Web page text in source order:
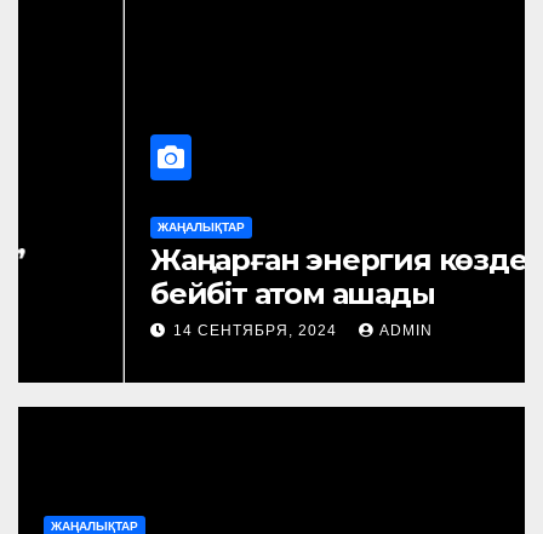
“Таза Қазақстан — Таза Қуат”
республикалық акциясы
14 СЕНТЯБРЯ, 2024 ADMIN
ЖАҢАЛЫҚТАР